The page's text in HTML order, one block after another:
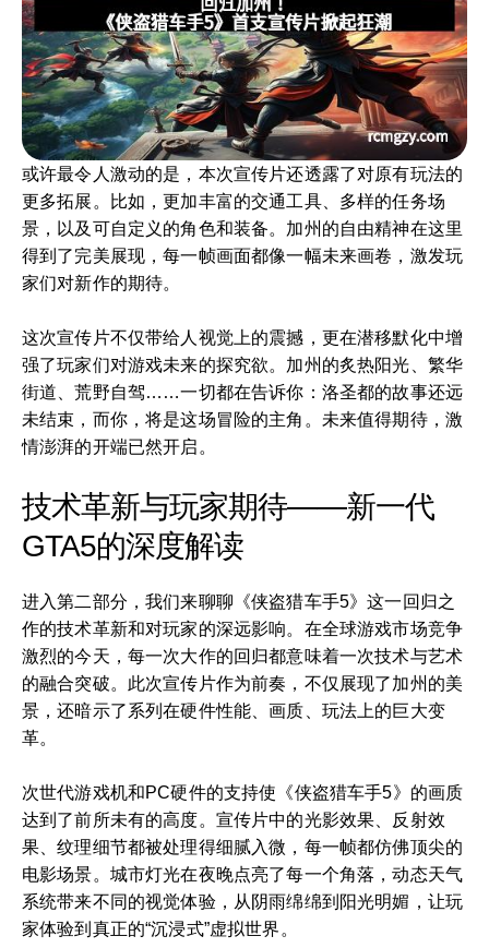
或许最令人激动的是，本次宣传片还透露了对原有玩法的
更多拓展。比如，更加丰富的交通工具、多样的任务场
景，以及可自定义的角色和装备。加州的自由精神在这里
得到了完美展现，每一帧画面都像一幅未来画卷，激发玩
家们对新作的期待。
这次宣传片不仅带给人视觉上的震撼，更在潜移默化中增
强了玩家们对游戏未来的探究欲。加州的炙热阳光、繁华
街道、荒野自驾……一切都在告诉你：洛圣都的故事还远
未结束，而你，将是这场冒险的主角。未来值得期待，激
情澎湃的开端已然开启。
技术革新与玩家期待——新一代
GTA5的深度解读
进入第二部分，我们来聊聊《侠盗猎车手5》这一回归之
作的技术革新和对玩家的深远影响。在全球游戏市场竞争
激烈的今天，每一次大作的回归都意味着一次技术与艺术
的融合突破。此次宣传片作为前奏，不仅展现了加州的美
景，还暗示了系列在硬件性能、画质、玩法上的巨大变
革。
次世代游戏机和PC硬件的支持使《侠盗猎车手5》的画质
达到了前所未有的高度。宣传片中的光影效果、反射效
果、纹理细节都被处理得细腻入微，每一帧都仿佛顶尖的
电影场景。城市灯光在夜晚点亮了每一个角落，动态天气
系统带来不同的视觉体验，从阴雨绵绵到阳光明媚，让玩
家体验到真正的“沉浸式”虚拟世界。